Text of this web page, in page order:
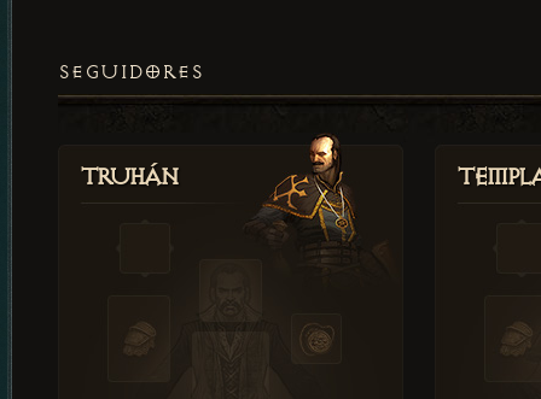
SEGUIDORES
Truhán